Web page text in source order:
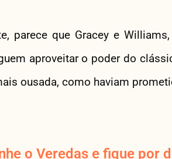
parece que Gracey e
aproveitar o poder do
ousada, como haviam
o Veredas e fique por